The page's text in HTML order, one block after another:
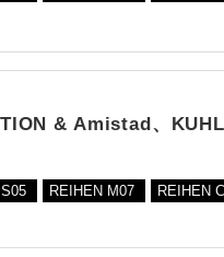
& Amistad、
REIHEN M07 REIHEN